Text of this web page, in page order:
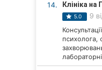
14. Клініка на
5.0 9
психолога,
лабораторні